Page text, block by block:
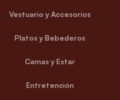
Vestuario y Accesorios
Platos y Bebederos
Camas y Estar
Entretención